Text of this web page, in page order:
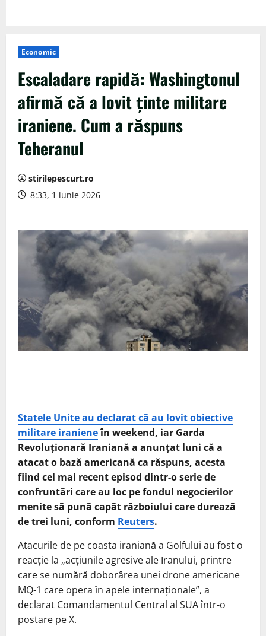
Economic
Escaladare rapidă: Washingtonul
afirmă că a lovit ținte militare
iraniene. Cum a răspuns
Teheranul
stirilepescurt.ro
8:33, 1 iunie 2026
Statele Unite au declarat că au lovit obiective
militare iranieneîn weekend, iar Garda
Revoluționară Iraniană a anunțat luni că a
atacat o bază americană ca răspuns, acesta
fiind cel mai recent episod dintr-o serie de
confruntări care au loc pe fondul negocierilor
menite să pună capăt războiului care durează
de trei luni, conform Reuters.
Atacurile de pe coasta iraniană a Golfului au fost o
reacție la „acțiunile agresive ale Iranului, printre
care se numără doborârea unei drone americane
MQ-1 care opera în apele internaționale”, a
declarat Comandamentul Central al SUA într-o
postare pe X.